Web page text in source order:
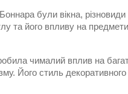
були вікна, різновиди
та його впливу на
чималий вплив на
Його стиль